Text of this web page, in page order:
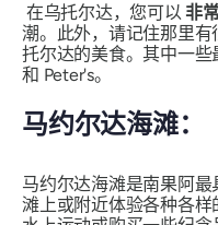
在乌托尔达，您可以 非
潮。此外，请记住那里
托尔达的美食。其中一
和 Peter's。
马约尔达海滩：
马约尔达海滩是南果阿
滩上或附近体验各种各